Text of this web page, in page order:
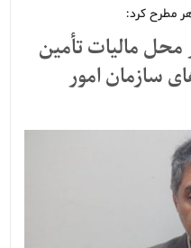
مطرح کرد:
محل مالیات تأمین
سازمان امور